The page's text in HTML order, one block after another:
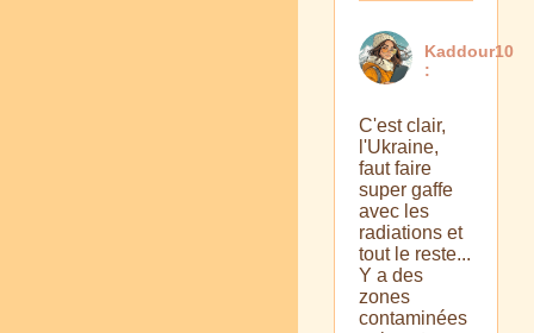
Kaddour10
:
C'est clair,
l'Ukraine,
faut faire
super gaffe
avec les
radiations et
tout le reste...
Y a des
zones
contaminées